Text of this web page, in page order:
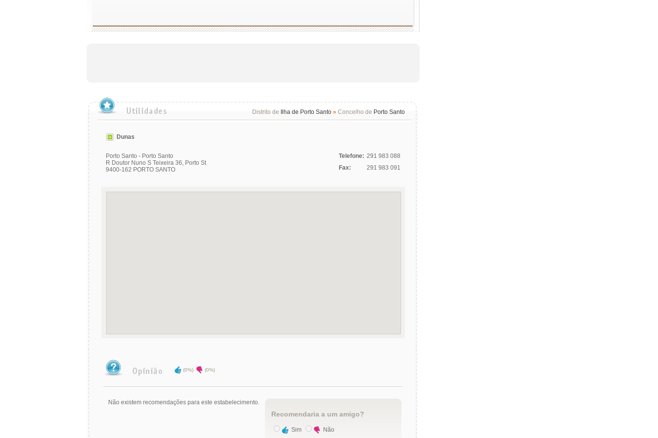
Distrito de Ilha de Porto Santo » Concelho de Porto Santo
Dunas
Porto Santo - Porto Santo
R Doutor Nuno S Teixeira 36, Porto St
9400-162 PORTO SANTO
Telefone: 291 983 088
Fax:
291 983 091
(0%) (0%)
Não existem recomendações para este estabelecimento.
Recomendaria a um amigo?
Sim Não